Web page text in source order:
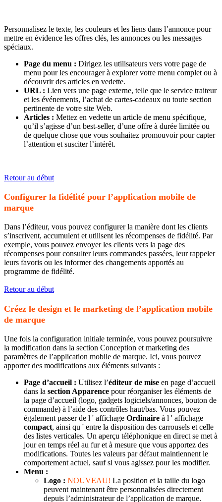
Personnalisez le texte, les couleurs et les liens dans l’annonce pour
mettre en évidence les offres clés, les annonces ou les messages
spéciaux.
Page du menu : Dirigez les utilisateurs vers votre page de
menu pour les encourager à explorer votre menu complet ou à
découvrir des articles en vedette.
URL : Lien vers une page externe, telle que le service traiteur
et les événements, l’achat de cartes-cadeaux ou toute section
pertinente de votre site Web.
Articles : Mettez en vedette un article de menu spécifique,
qu’il s’agisse d’un best-seller, d’une offre à durée limitée ou
de quelque chose que vous souhaitez promouvoir pour capter
l’attention et susciter l’intérêt.
​​​​​​​Retour au début
Configurer la fidélité pour l’application mobile de
marque
Dans l’éditeur, vous pouvez configurer la manière dont les clients
s’inscrivent, accumulent et utilisent les récompenses de fidélité. Par
exemple, vous pouvez envoyer les clients vers la page des
récompenses pour consulter leurs commandes passées, leur rappeler
leurs favoris ou les informer des changements apportés au
programme de fidélité.
​​​​​​​Retour au début
Créez le design et le marketing de l’application mobile
de marque
Une fois la configuration initiale terminée, vous pouvez poursuivre
la modification dans la section Conception et marketing des
paramètres de l’application mobile de marque. Ici, vous pouvez
apporter des modifications aux éléments suivants :
Page d’accueil : Utilisez l’éditeur de mise en page d’accueil
dans la section Apparence pour réorganiser les éléments de
la page d’accueil (logo, gadgets logiciels/annonces, bouton de
commande) à l’aide des contrôles haut/bas. Vous pouvez
également passer de l ' affichage Ordinaire à l ' affichage
compact, ainsi qu ' entre la disposition des carrousels et celle
des listes verticales. Un aperçu téléphonique en direct se met à
jour en temps réel au fur et à mesure que vous apportez des
modifications. Toutes les valeurs par défaut maintiennent le
comportement actuel, sauf si vous agissez pour les modifier.
Menu :
Logo : NOUVEAU! La position et la taille du logo
peuvent maintenant être personnalisées directement
depuis l’administrateur de l’application de marque.